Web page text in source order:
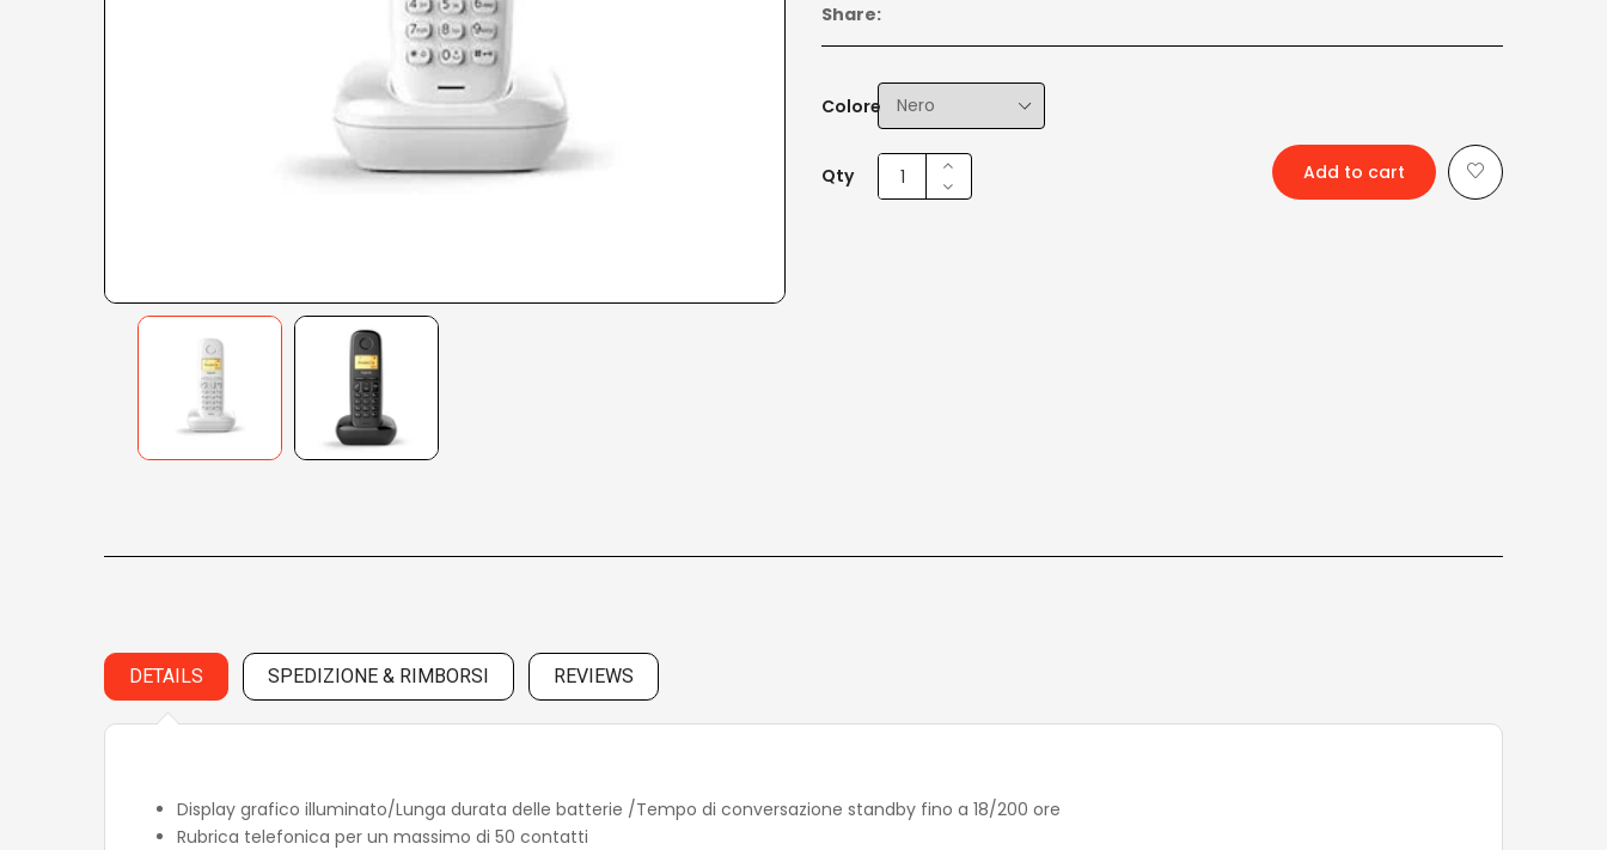
Share:
Colore
Qty Add to cart
DETAILS SPEDIZIONE & RIMBORSI REVIEWS
Display grafico illuminato/Lunga durata delle batterie /Tempo di conversazione standby fino a 18/200 ore
Rubrica telefonica per un massimo di 50 contatti